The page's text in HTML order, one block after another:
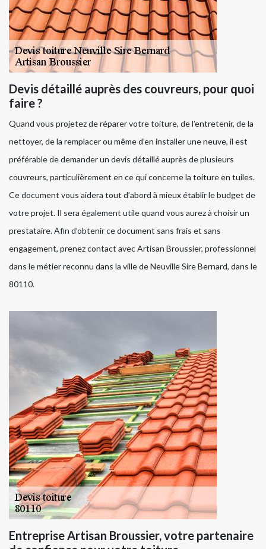
Devis détaillé auprès des couvreurs, pour quoi
faire ?
Quand vous projetez de réparer votre toiture, de l’entretenir, de la
nettoyer, de la remplacer ou même d’en installer une neuve, il est
préférable de demander un devis détaillé auprès de plusieurs
couvreurs, particulièrement en ce qui concerne la toiture en tuiles.
Ce document vous aidera tout d’abord à mieux établir le budget de
votre projet. Il sera également utile quand vous aurez à choisir un
prestataire. Afin d’obtenir ce document sans frais et sans
engagement, prenez contact avec Artisan Broussier, professionnel
dans le métier reconnu dans la ville de Neuville Sire Bernard, dans le
80110.
Entreprise Artisan Broussier, votre partenaire